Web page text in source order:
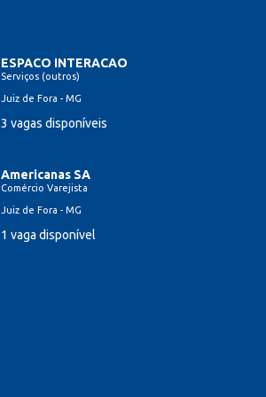
ESPACO INTERACAO
Serviços (outros)
Juiz de Fora - MG
3 vagas disponíveis
Americanas SA
Comércio Varejista
Juiz de Fora - MG
1 vaga disponível